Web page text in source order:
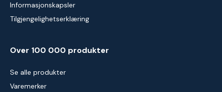
Informasjonskapsler
Tilgjengelighetserklæring
Over 100 000 produkter
Se alle produkter
Varemerker